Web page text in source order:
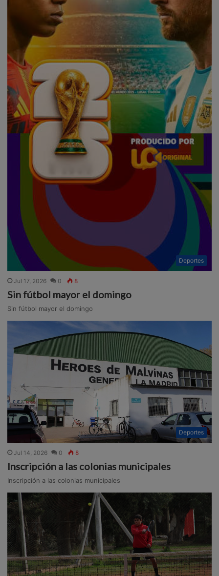
Deportes
Jul 17, 2026 0 8
Sin fútbol mayor el domingo
Sin fútbol mayor el domingo
Deportes
Jul 14, 2026 0 8
Inscripción a las colonias municipales
Inscripción a las colonias municipales